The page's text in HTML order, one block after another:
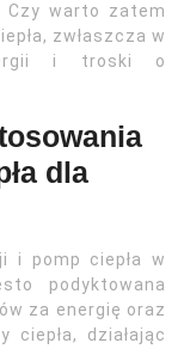
Czy warto zatem
zwłaszcza w
i troski o
dla
i pomp ciepła w
podyktowana
za energię oraz
działając